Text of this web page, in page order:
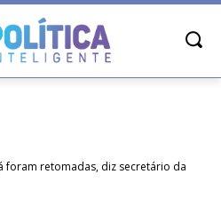
foram retomadas, diz secretário da